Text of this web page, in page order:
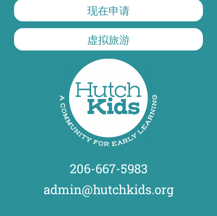
现在申请
虚拟旅游
206-667-5983
admin@hutchkids.org